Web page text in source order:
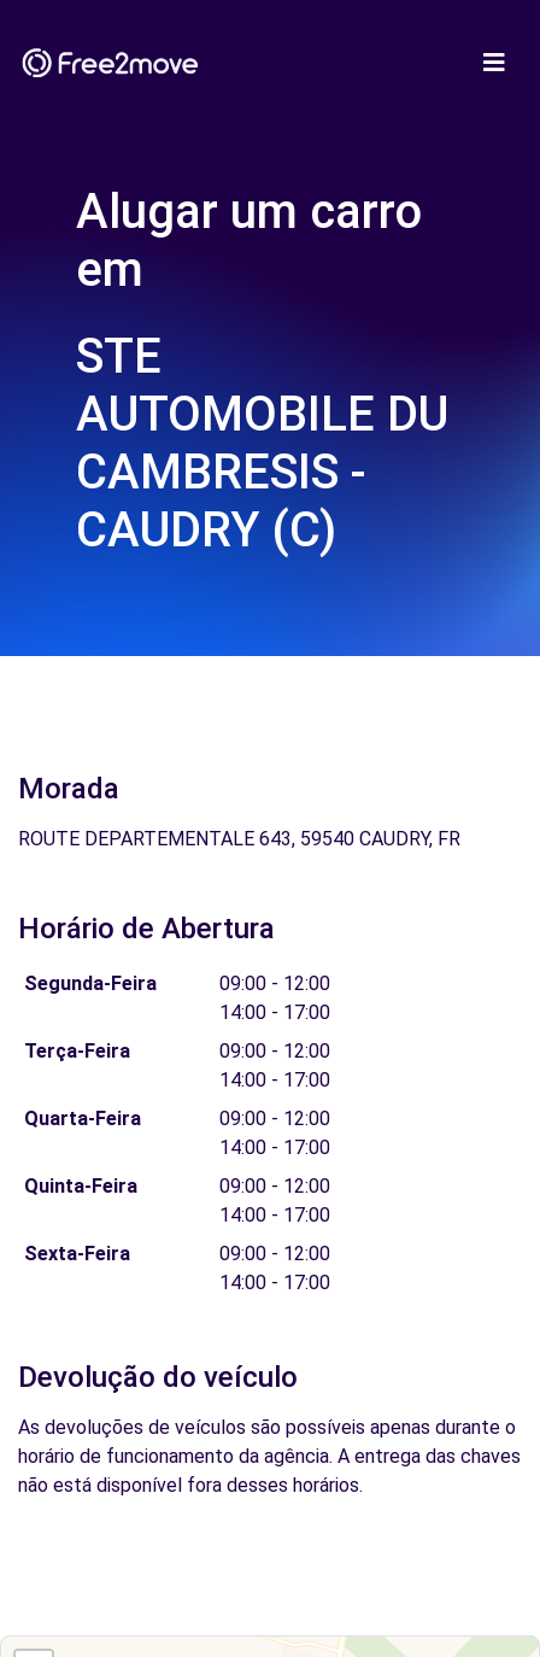
Alugar um carro
em
STE
AUTOMOBILE DU
CAMBRESIS -
CAUDRY (C)
Morada
ROUTE DEPARTEMENTALE 643, 59540 CAUDRY, FR
Horário de Abertura
Segunda-Feira
09:00 - 12:00
14:00 - 17:00
Terça-Feira
09:00 - 12:00
14:00 - 17:00
Quarta-Feira
09:00 - 12:00
14:00 - 17:00
Quinta-Feira
09:00 - 12:00
14:00 - 17:00
Sexta-Feira
09:00 - 12:00
14:00 - 17:00
Devolução do veículo
As devoluções de veículos são possíveis apenas durante o
horário de funcionamento da agência. A entrega das chaves
não está disponível fora desses horários.